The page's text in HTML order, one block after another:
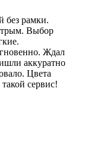
без рамки.
Выбор
Ждал
аккуратно
Цвета
сервис!